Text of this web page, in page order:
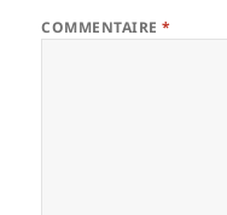
COMMENTAIRE*